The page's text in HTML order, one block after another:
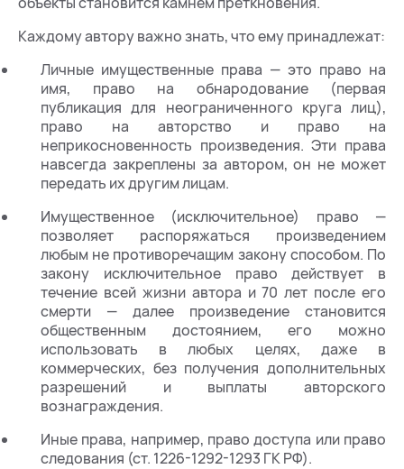
Каждому автору важно знать, что ему принадлежат:
Личные имущественные права — это право на
имя, право на обнародование (первая
публикация для неограниченного круга лиц),
право на авторство и право на
неприкосновенность произведения. Эти права
навсегда закреплены за автором, он не может
передать их другим лицам.
Имущественное (исключительное) право —
позволяет распоряжаться произведением
любым не противоречащим закону способом. По
закону исключительное право действует в
течение всей жизни автора и 70 лет после его
смерти — далее произведение становится
общественным достоянием, его можно
использовать в любых целях, даже в
коммерческих, без получения дополнительных
разрешений и выплаты авторского
вознаграждения.
Иные права, например, право доступа или право
следования (ст. 1226-1292-1293 ГК РФ).